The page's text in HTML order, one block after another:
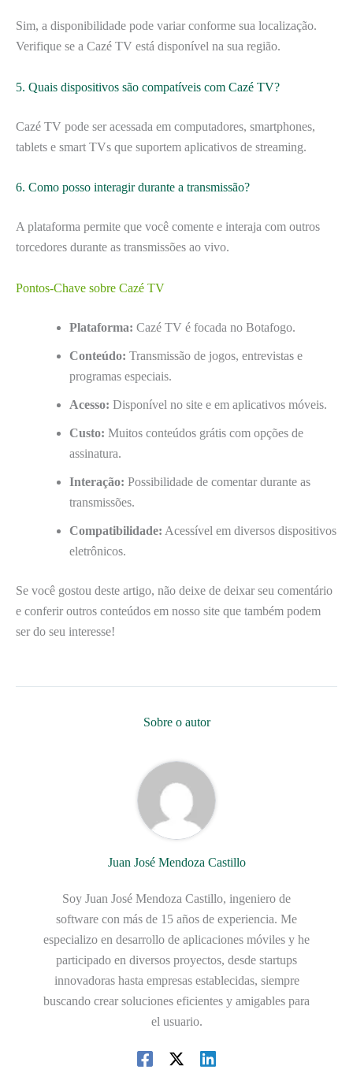
Sim, a disponibilidade pode variar conforme sua localização.
Verifique se a Cazé TV está disponível na sua região.
5. Quais dispositivos são compatíveis com Cazé TV?
Cazé TV pode ser acessada em computadores, smartphones,
tablets e smart TVs que suportem aplicativos de streaming.
6. Como posso interagir durante a transmissão?
A plataforma permite que você comente e interaja com outros
torcedores durante as transmissões ao vivo.
Pontos-Chave sobre Cazé TV
Plataforma: Cazé TV é focada no Botafogo.
Conteúdo: Transmissão de jogos, entrevistas e
programas especiais.
Acesso: Disponível no site e em aplicativos móveis.
Custo: Muitos conteúdos grátis com opções de
assinatura.
Interação: Possibilidade de comentar durante as
transmissões.
Compatibilidade: Acessível em diversos dispositivos
eletrônicos.
Se você gostou deste artigo, não deixe de deixar seu comentário
e conferir outros conteúdos em nosso site que também podem
ser do seu interesse!
Sobre o autor
Juan José Mendoza Castillo
Soy Juan José Mendoza Castillo, ingeniero de
software con más de 15 años de experiencia. Me
especializo en desarrollo de aplicaciones móviles y he
participado en diversos proyectos, desde startups
innovadoras hasta empresas establecidas, siempre
buscando crear soluciones eficientes y amigables para
el usuario.